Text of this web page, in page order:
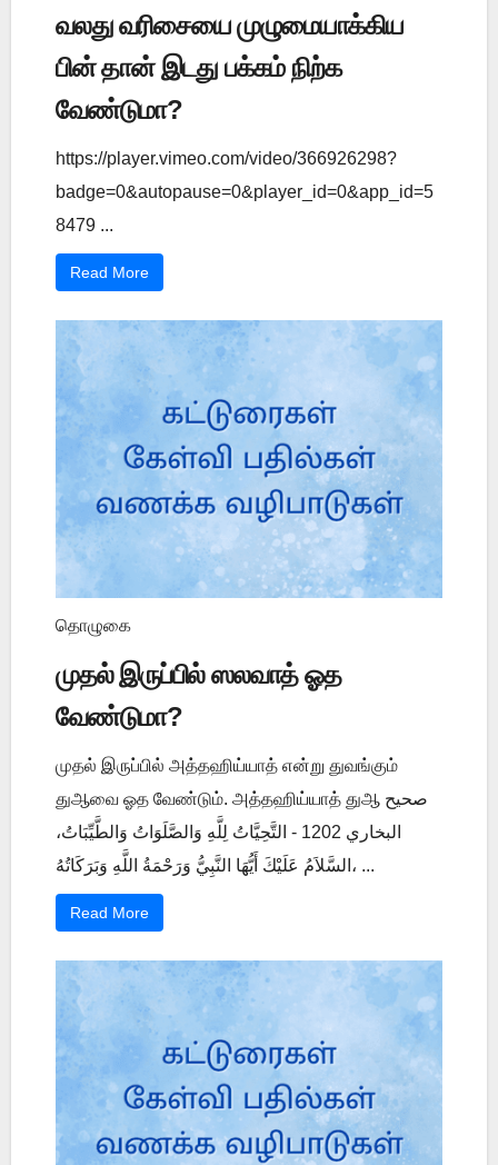
வலது வரிசையை முழுமையாக்கிய
பின் தான் இடது பக்கம் நிற்க
வேண்டுமா?
https://player.vimeo.com/video/366926298?
badge=0&autopause=0&player_id=0&app_id=5
8479 ...
Read More
தொழுகை
முதல் இருப்பில் ஸலவாத் ஓத
வேண்டுமா?
முதல் இருப்பில் அத்தஹிய்யாத் என்று துவங்கும்
துஆவை ஓத வேண்டும். அத்தஹிய்யாத் துஆ صحيح
البخاري 1202 - التَّحِيَّاتُ لِلَّهِ وَالصَّلَوَاتُ وَالطَّيِّبَاتُ،
السَّلاَمُ عَلَيْكَ أَيُّهَا النَّبِيُّ وَرَحْمَةُ اللَّهِ وَبَرَكَاتُهُ، ...
Read More